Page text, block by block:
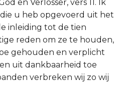
en Verlosser, vers 11. Ik
u heb opgevoerd uit het
inleiding tot de tien
reden om ze te houden,
gehouden en verplicht
uit dankbaarheid toe
verbreken wij zo wij